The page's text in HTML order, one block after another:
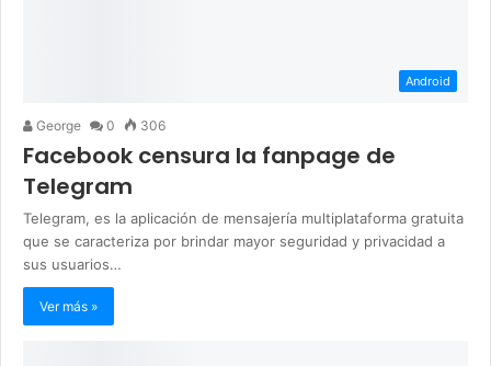
Android
George 0 306
Facebook censura la fanpage de
Telegram
Telegram, es la aplicación de mensajería multiplataforma gratuita
que se caracteriza por brindar mayor seguridad y privacidad a
sus usuarios…
Ver más »